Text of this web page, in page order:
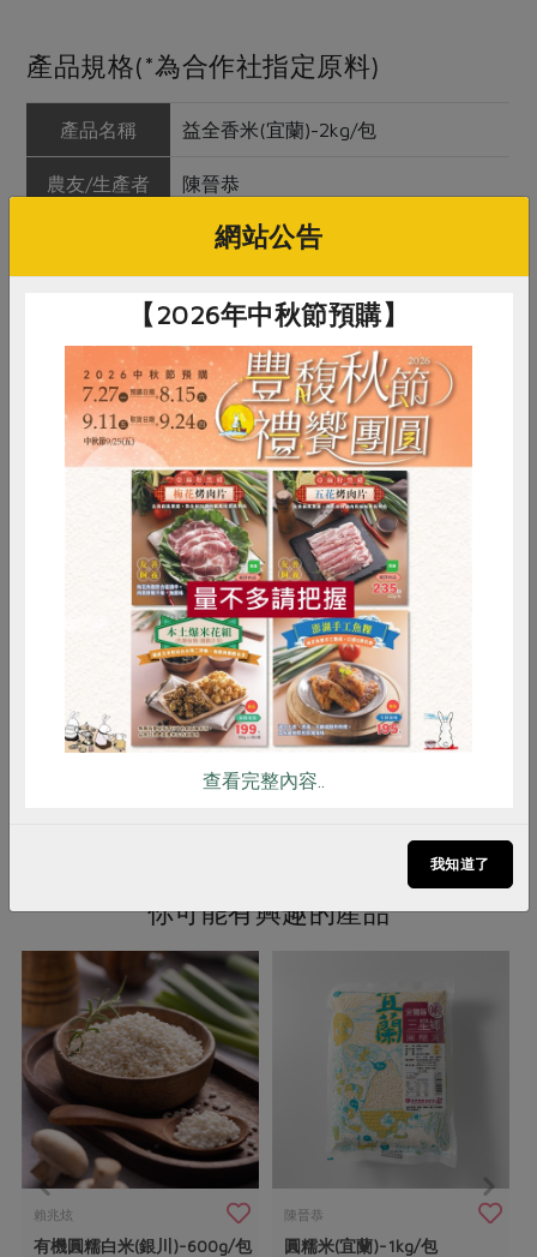
產品規格(*為合作社指定原料)
產品名稱 益全香米(宜蘭)-2kg/包
農友/生產者 陳晉恭
台灣宜蘭縣三星鄉
內容物 白米(台農71號)
保存條件
陰涼乾燥處未開封可保存 6個月(開封
後請冷藏)
產品說明
蘭陽平原因緯度氣候條件，水稻為一
期稻作，七月收割後便讓土地養息，
以期待來年的豐收成果。本社與農友
契約生產，加上三星鄉無污染的水
源，生產出好品質的稻米。
注意事項
品質規格、產期、碾製日期、有效期
限印於包裝袋上
備註/
友善級
你可能有興趣的產品
賴兆炫
有機圓糯白米(銀川)-600g/包
陳晉恭
圓糯米(宜蘭)-1kg/包
RPET 食譜 減硝酸鹽
雞蛋 食安 共同購買
網站公告
【2026年中秋節預購】
查看完整內容..
我知道了